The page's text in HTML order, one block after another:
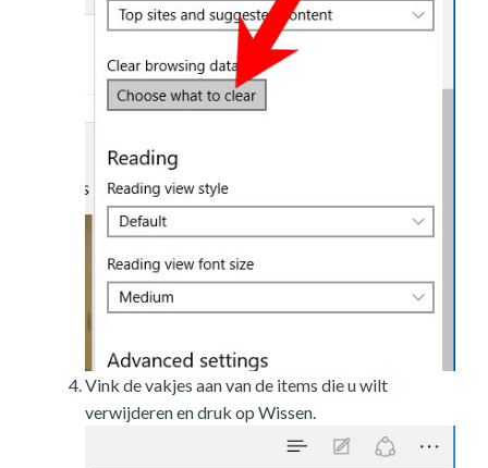
Vink de vakjes aan van de items die u wilt
verwijderen en druk op Wissen.